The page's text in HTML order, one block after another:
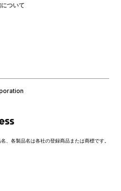
ついて
、各製品名は各社の登録商品または商標です。